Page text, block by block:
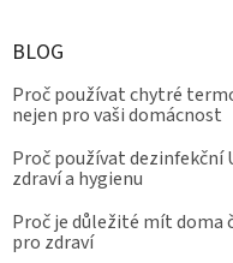
BLOG
Proč používat chytré
nejen pro vaši domácnost
Proč používat dezinfekční
zdraví a hygienu
Proč je důležité mít doma
pro zdraví